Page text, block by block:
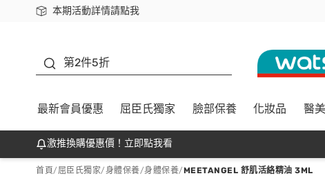
本期活動詳情請點我
下載app最高回饋$350
第2件5折
最新會員優惠 屈臣氏獨家 臉部保養 化妝品 醫美
激推換購優惠價！立即點我看
首頁/ 屈臣氏獨家/身體保養/身體保養/MEETANGEL 舒肌活絡精油 3ML